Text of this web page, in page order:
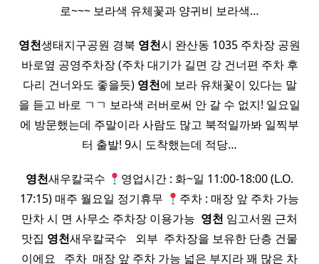
로~~~ 보라색 유체꽃과 양귀비 보라색…
영천생태지구공원 경북 영천시 완산동 1035 주차장 공원
바로옆 공영주차장 (주차 대기가 길면 강 건너편 주차 후
다리 건너와도 좋을듯) 영천에 보라 유채꽃이 있다는 말
을 듣고 바로 ㄱㄱ 보라색 러버로써 안 갈 수 없지! 일요일
에 방문했는데 주말이라 사람도 많고 북적일까봐 일찍부
터 출발! 9시 도착했는데 적당…
영천새우칼국수
영업시간 : 화~일 11:00-18:00 (L.O.
17:15) 매주 월요일 정기휴무
주차 : 매장 앞 주차 가능
만차 시 면 사무소 주차장 이용가능 ​ 영천 임고서원 근처
맛집 영천새우칼국수 ​ ​ 외부 ​ 주차장을 보유한 단층 건물
이에요 ​ ​ 주차 ​ 매장 앞 주차 가능 넓은 부지라 꽤 많은 차